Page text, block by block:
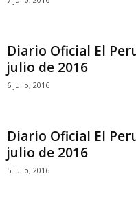
Diario Oficial El
julio de 2016
6 julio, 2016
Diario Oficial El
julio de 2016
5 julio, 2016